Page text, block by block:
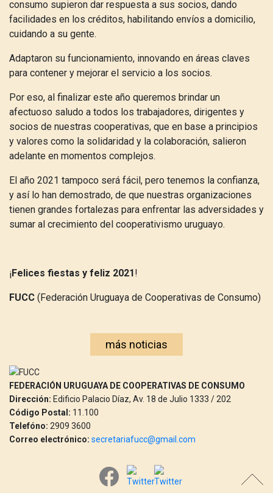
consumo supieron dar respuesta a sus socios, dando
facilidades en los créditos, habilitando envíos a domicilio,
cuidando a su gente.
Adaptaron su funcionamiento, innovando en áreas claves
para contener y mejorar el servicio a los socios.
Por eso, al finalizar este año queremos brindar un
afectuoso saludo a todos los trabajadores, dirigentes y
socios de nuestras cooperativas, que en base a principios
y valores como la solidaridad y la colaboración, salieron
adelante en momentos complejos.
El año 2021 tampoco será fácil, pero tenemos la confianza,
y así lo han demostrado, de que nuestras organizaciones
tienen grandes fortalezas para enfrentar las adversidades y
sumar al crecimiento del cooperativismo uruguayo.
¡Felices fiestas y feliz 2021!
FUCC (Federación Uruguaya de Cooperativas de Consumo)
más noticias
FEDERACIÓN URUGUAYA DE COOPERATIVAS DE CONSUMO
Dirección: Edificio Palacio Díaz, Av. 18 de Julio 1333 / 202
Código Postal: 11.100
Telefóno: 2909 3600
Correo electrónico: secretariafucc@gmail.com